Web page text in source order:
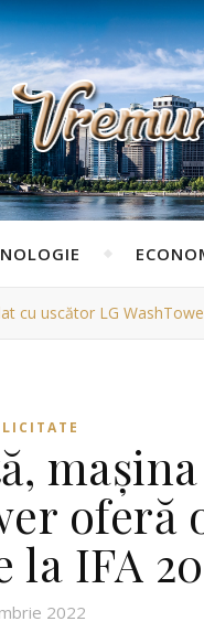
cu uscător LG
oferă
IFA
2022